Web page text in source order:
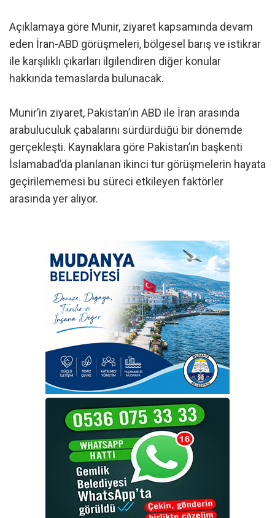
Açıklamaya göre Munir, ziyaret kapsamında devam
eden İran-ABD görüşmeleri, bölgesel barış ve istikrar
ile karşılıklı çıkarları ilgilendiren diğer konular
hakkında temaslarda bulunacak.
Munir’in ziyaret, Pakistan’ın ABD ile İran arasında
arabuluculuk çabalarını sürdürdüğü bir dönemde
gerçekleşti. Kaynaklara göre Pakistan’ın başkenti
İslamabad’da planlanan ikinci tur görüşmelerin hayata
geçirilememesi bu süreci etkileyen faktörler
arasında yer alıyor.